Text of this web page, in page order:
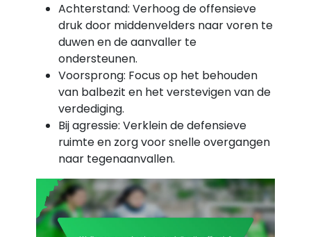
Achterstand: Verhoog de offensieve
druk door middenvelders naar voren te
duwen en de aanvaller te
ondersteunen.
Voorsprong: Focus op het behouden
van balbezit en het verstevigen van de
verdediging.
Bij agressie: Verklein de defensieve
ruimte en zorg voor snelle overgangen
naar tegenaanvallen.